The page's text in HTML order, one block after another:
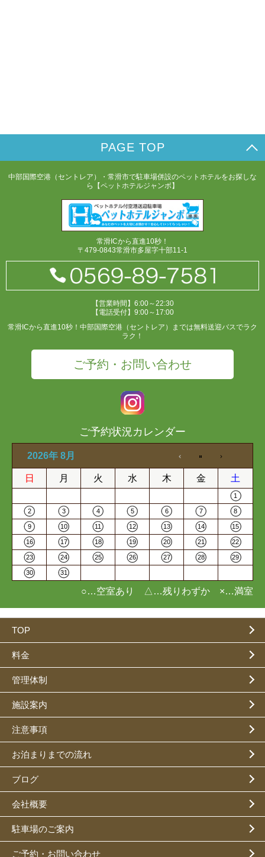
PAGE TOP
中部国際空港（セントレア）・常滑市で駐車場併設のペットホテルをお探しな
ら【ペットホテルジャンボ】
常滑ICから直進10秒！
〒479-0843常滑市多屋字十部11-1
【営業時間】6:00～22:30
【電話受付】9:00～17:00
常滑ICから直進10秒！中部国際空港（セントレア）までは無料送迎バスでラク
ラク！
ご予約・お問い合わせ
ご予約状況カレンダー
2026年 8月
日 月 火 水 木 金 土
1
2 3 4 5 6 7 8
9 10 11 12 13 14 15
16 17 18 19 20 21 22
23 24 25 26 27 28 29
30 31
○…空室あり △…残りわずか ×…満室
TOP
料金
管理体制
施設案内
注意事項
お泊まりまでの流れ
ブログ
会社概要
駐車場のご案内
ご予約・お問い合わせ